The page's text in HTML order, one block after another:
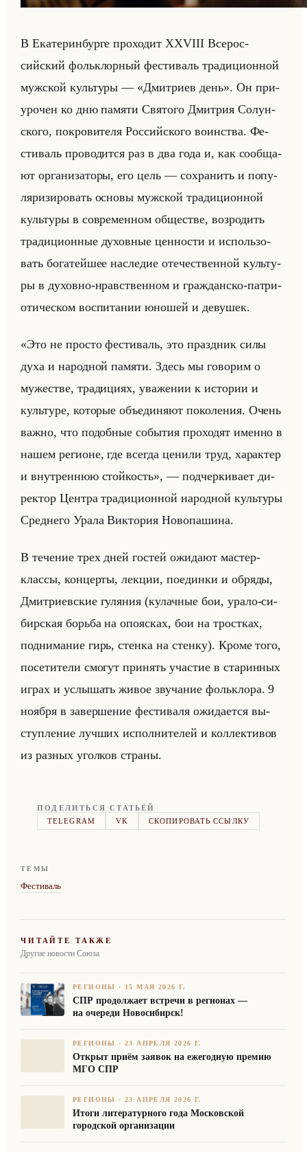
В Ека­те­рин­бур­ге про­хо­дит XXVIII Все­рос­
сийский фольк­лор­ный фе­сти­валь тра­ди­ци­он­ной
муж­ской культу­ры — «Дмитриев день». Он при­
уро­чен ко дню па­мя­ти Свя­то­го Дмит­рия Со­лун­
ско­го, по­кро­ви­те­ля Рос­сийско­го во­ин­ства. Фе­
сти­валь про­во­дит­ся раз в два года и, как со­об­ща­
ют ор­га­ни­за­то­ры, его цель — со­хра­нить и по­пу­
ля­ри­зи­ро­вать ос­но­вы муж­ской тра­ди­ци­он­ной
культу­ры в со­вре­мен­ном об­ще­стве, воз­ро­дить
тра­ди­ци­он­ные ду­хов­ные цен­но­сти и ис­пользо­
вать бо­га­тейшее на­сле­дие оте­че­ствен­ной культу­
ры в ду­хов­но-нрав­ствен­ном и граж­дан­ско-пат­ри­
оти­че­ском вос­пи­та­нии юно­шей и де­ву­шек.
«Это не просто фестиваль, это праздник силы
духа и народной памяти. Здесь мы говорим о
мужестве, традициях, уважении к истории и
культуре, которые объединяют поколения. Очень
важно, что подобные события проходят именно в
нашем регионе, где всегда ценили труд, характер
и внутреннюю стойкость», — под­чер­ки­ва­ет ди­
рек­тор Цен­тра тра­ди­ци­он­ной на­род­ной культу­ры
Сред­не­го Урала Вик­то­рия Но­во­па­ши­на.
В те­че­ние трех дней го­стей ожи­да­ют ма­стер-
клас­сы, кон­цер­ты, лек­ции, по­един­ки и об­ря­ды,
Дмит­ри­ев­ские гу­ля­ния (ку­лач­ные бои, урало-си­
бир­ская борьба на опо­яс­ках, бои на трост­ках,
под­ни­ма­ние гирь, стен­ка на стен­ку). Кроме того,
по­се­ти­те­ли смо­гут при­нять уча­стие в ста­рин­ных
играх и услы­шать живое зву­ча­ние фольк­ло­ра. 9
но­яб­ря в за­вер­ше­ние фе­сти­ва­ля ожи­да­ет­ся вы­
ступ­ле­ние луч­ших ис­пол­ни­те­лей и кол­лек­ти­вов
из раз­ных угол­ков стра­ны.
ПОДЕЛИТЬСЯ СТАТЬЁЙ
TELEGRAM
VK СКОПИРОВАТЬ ССЫЛКУ
ТЕМЫ
Фестиваль
ЧИТАЙТЕ ТАКЖЕ
Другие новости Союза
РЕГИОНЫ · 15 МАЯ 2026 Г.
СПР продолжает встречи в регионах —
на очереди Новосибирск!
РЕГИОНЫ ·23 АПРЕЛЯ 2026 Г.
Открыт приём заявок на ежегодную премию
МГО СПР
РЕГИОНЫ ·23 АПРЕЛЯ 2026 Г.
Итоги литературного года Московской
городской организации